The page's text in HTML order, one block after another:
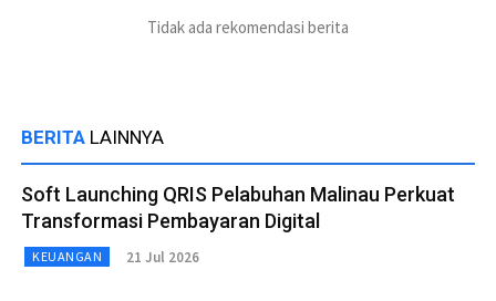
Tidak ada rekomendasi berita
BERITA LAINNYA
Soft Launching QRIS Pelabuhan Malinau Perkuat
Transformasi Pembayaran Digital
KEUANGAN 21 Jul 2026